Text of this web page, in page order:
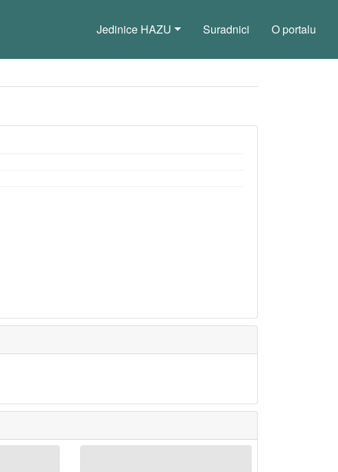
Jedinice HAZU Suradnici O portalu